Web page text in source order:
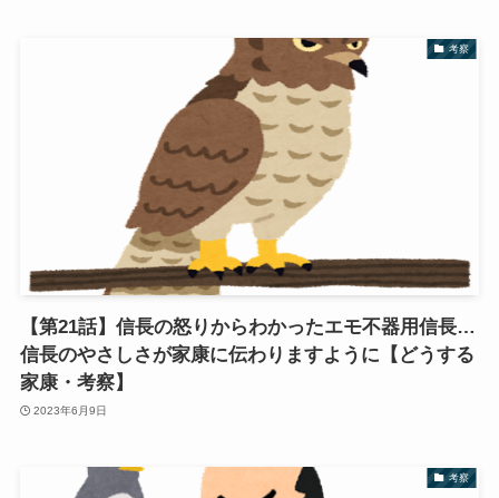
考察
【第21話】信長の怒りからわかったエモ不器用信長…
信長のやさしさが家康に伝わりますように【どうする
家康・考察】
2023年6月9日
考察